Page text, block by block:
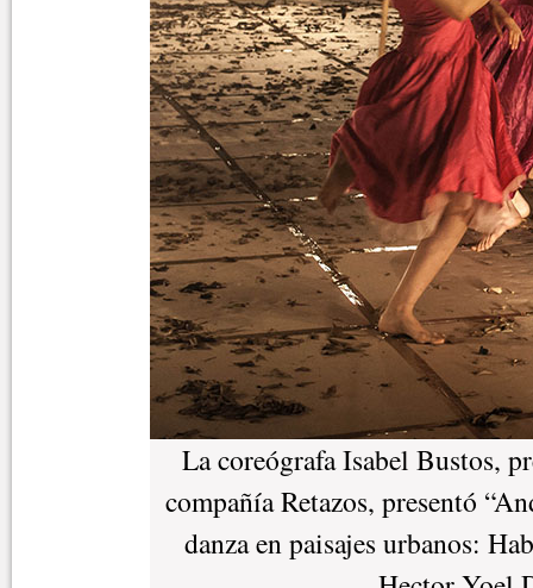
La coreógrafa Isabel Bustos,
compañía Retazos, presentó
danza en paisajes urbanos: